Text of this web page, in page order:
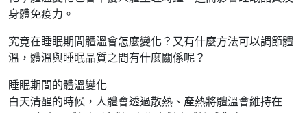
身體免疫力。
究竟在睡眠期間體溫會怎麼變化？又有什麼方法可以調節體
溫，體溫與睡眠品質之間有什麼關係呢？
睡眠期間的體溫變化
白天清醒的時候，人體會透過散熱、產熱將體溫會維持在